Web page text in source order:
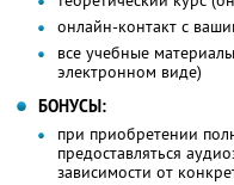
онлайн-контакт с
все учебные
электронном виде)
БОНУСЫ:
при приобретении
предоставляться
зависимости от